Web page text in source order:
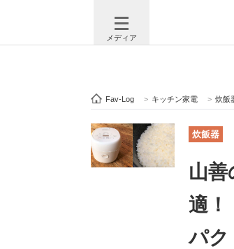
メディア
注目記事を集めた総合ページ
ビジネスと働き方のヒント
ITエンジニア向け専門サイト
Fav-Log > キッチン家電 > 炊飯
炊飯器
山
適
パク